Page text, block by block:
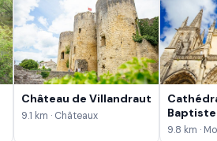
Château de Villandraut
9.1 km · Châteaux
Baptiste
9.8 km ·